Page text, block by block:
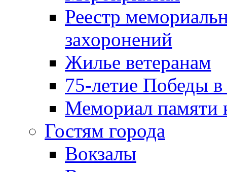
Реестр
захоронений
Жилье ветеранам
75-летие Победы
Мемориал памяти
Гостям города
Вокзалы